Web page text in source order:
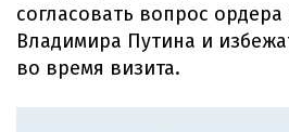
согласовать вопрос ордера
Владимира Путина и
во время визита.